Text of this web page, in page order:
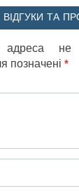
ВІДГУКИ ТА
не
позначені *